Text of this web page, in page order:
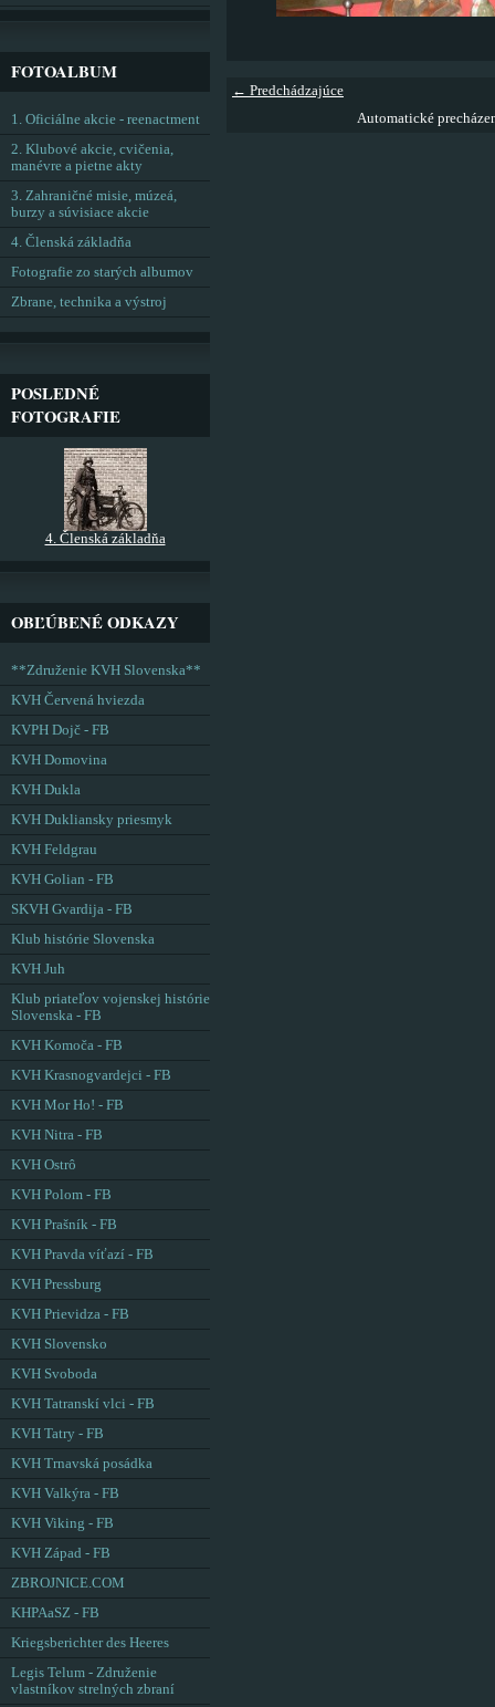
← Predchádzajúce
Automatické
FOTOALBUM
1. Oficiálne akcie - reenactment
2. Klubové akcie, cvičenia,
manévre a pietne akty
3. Zahraničné misie, múzeá,
burzy a súvisiace akcie
4. Členská základňa
Fotografie zo starých albumov
Zbrane, technika a výstroj
POSLEDNÉ
FOTOGRAFIE
4. Členská základňa
OBĽÚBENÉ ODKAZY
**Združenie KVH Slovenska**
KVH Červená hviezda
KVPH Dojč - FB
KVH Domovina
KVH Dukla
KVH Dukliansky priesmyk
KVH Feldgrau
KVH Golian - FB
SKVH Gvardija - FB
Klub histórie Slovenska
KVH Juh
Klub priateľov vojenskej histórie
Slovenska - FB
KVH Komoča - FB
KVH Krasnogvardejci - FB
KVH Mor Ho! - FB
KVH Nitra - FB
KVH Ostrô
KVH Polom - FB
KVH Prašník - FB
KVH Pravda víťazí - FB
KVH Pressburg
KVH Prievidza - FB
KVH Slovensko
KVH Svoboda
KVH Tatranskí vlci - FB
KVH Tatry - FB
KVH Trnavská posádka
KVH Valkýra - FB
KVH Viking - FB
KVH Západ - FB
ZBROJNICE.COM
KHPAaSZ - FB
Kriegsberichter des Heeres
Legis Telum - Združenie
vlastníkov strelných zbraní